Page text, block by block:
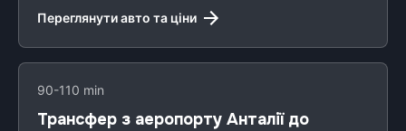
Переглянути авто та ціни
90-110 min
Трансфер з аеропорту Анталії до